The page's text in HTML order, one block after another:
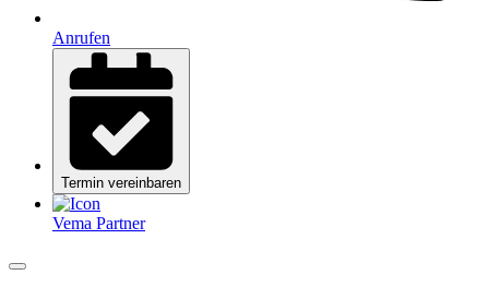
Anrufen
Termin vereinbaren
Vema Partner